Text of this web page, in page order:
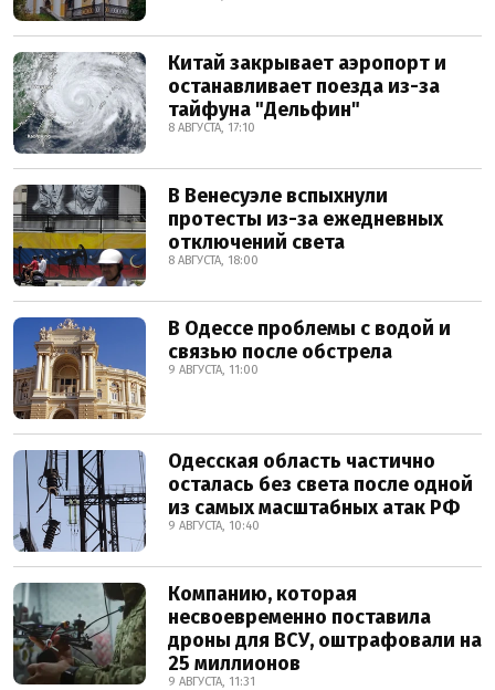
Китай закрывает аэропорт и
останавливает поезда из-за
тайфуна "Дельфин"
8 АВГУСТА, 17:10
В Венесуэле вспыхнули
протесты из-за ежедневных
отключений света
8 АВГУСТА, 18:00
В Одессе проблемы с водой и
связью после обстрела
9 АВГУСТА, 11:00
Одесская область частично
осталась без света после одной
из самых масштабных атак РФ
9 АВГУСТА, 10:40
Компанию, которая
несвоевременно поставила
дроны для ВСУ, оштрафовали на
25 миллионов
9 АВГУСТА, 11:31